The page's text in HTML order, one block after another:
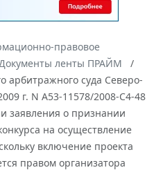
правовое
Документы ленты ПРАЙМ
арбитражного суда Северо-
г. N А53-11578/2008-С4-48
заявления о признании
на осуществление
включение проекта
правом организатора